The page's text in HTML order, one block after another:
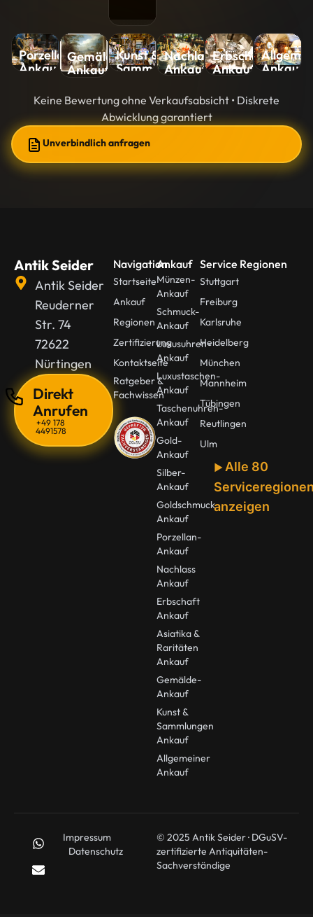
Porzellan-
Ankauf
Gemälde-
Ankauf
Kunst &
Sammlungen-
Nachlass-
Ankauf
Erbschaft-
Ankauf Ankauf
Keine Bewertung ohne Verkaufsabsicht • Diskrete
Abwicklung garantiert
Unverbindlich anfragen
Antik Seider
Antik Seider
Reuderner
Str. 74
72622
Nürtingen
Direkt
Anrufen
+49 178
4491578
Navigation
Startseite
Ankauf
Regionen
Zertifizierung
Kontaktseite
Ratgeber &
Fachwissen
Ankauf
Münzen-
Ankauf
Schmuck-
Ankauf
Luxusuhren-
Ankauf
Luxustaschen-
Ankauf
Taschenuhren-
Ankauf
Gold-
Ankauf
Silber-
Ankauf
Goldschmuck
Ankauf
Porzellan-
Ankauf
Nachlass
Ankauf
Erbschaft
Ankauf
Asiatika &
Raritäten
Ankauf
Gemälde-
Ankauf
Kunst &
Sammlungen
Ankauf
Allgemeiner
Ankauf
Service Regionen
Stuttgart
Freiburg
Karlsruhe
Heidelberg
München
Mannheim
Tübingen
Reutlingen
Ulm
Alle 80
anzeigen
Impressum
Datenschutz
© 2025 Antik Seider · DGuSV-
zertifizierte Antiquitäten-
Sachverständige